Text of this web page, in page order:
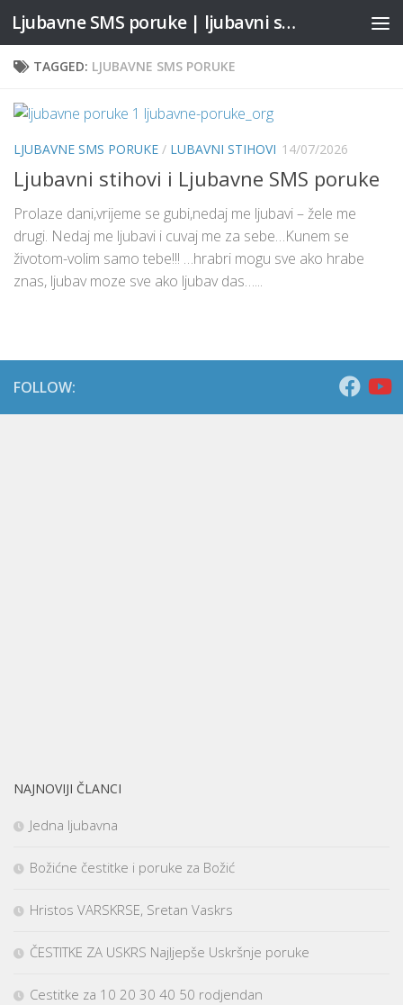
Skip to content Ljubavne SMS poruke | ljubavni stihovi
TAGGED: LJUBAVNE SMS PORUKE
LJUBAVNE SMS PORUKE / LUBAVNI STIHOVI 14/07/2026
Ljubavni stihovi i Ljubavne SMS poruke
Prolaze dani,vrijeme se gubi,nedaj me ljubavi – žele me
drugi. Nedaj me ljubavi i cuvaj me za sebe…Kunem se
životom-volim samo tebe!!! …hrabri mogu sve ako hrabe
znas, ljubav moze sve ako ljubav das…...
FOLLOW:
NAJNOVIJI ČLANCI
Jedna ljubavna
Božićne čestitke i poruke za Božić
Hristos VARSKRSE, Sretan Vaskrs
ČESTITKE ZA USKRS Najljepše Uskršnje poruke
Cestitke za 10 20 30 40 50 rodjendan